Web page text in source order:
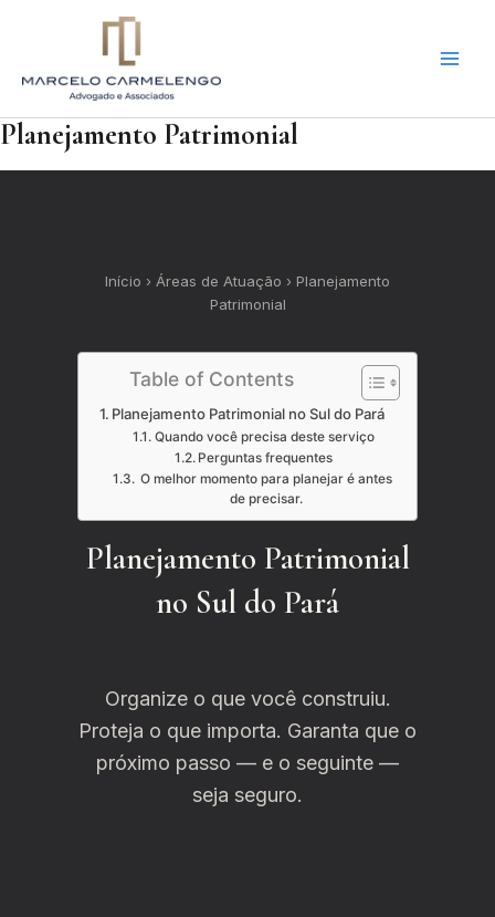
conteúdo
Planejamento Patrimonial
Início › Áreas de Atuação › Planejamento
Patrimonial
Table of Contents
Planejamento Patrimonial no Sul do Pará
Quando você precisa deste serviço
Perguntas frequentes
O melhor momento para planejar é antes
de precisar.
Planejamento Patrimonial
no Sul do Pará
Organize o que você construiu.
Proteja o que importa. Garanta que o
próximo passo — e o seguinte —
seja seguro.